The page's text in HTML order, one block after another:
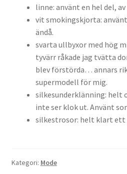
linne: använt en hel del,
vit smokingskjorta:
ändå.
svarta ullbyxor med hög
tyvärr råkade jag tvätta
blev förstörda… annars
supermodell för mig.
silkesunderklänning: helt
inte ser klok ut. Använt
silkestrosor: helt klart ett
Kategori: Mode